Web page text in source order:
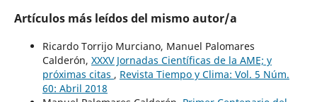
Artículos más leídos del mismo autor/a
Ricardo Torrijo Murciano, Manuel Palomares
Calderón, XXXV Jornadas Científicas de la AME; y
próximas citas , Revista Tiempo y Clima: Vol. 5 Núm.
60: Abril 2018